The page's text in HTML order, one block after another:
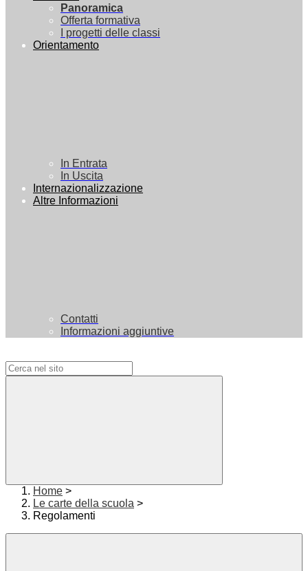
Panoramica
Offerta formativa
I progetti delle classi
Orientamento
In Entrata
In Uscita
Internazionalizzazione
Altre Informazioni
Contatti
Informazioni aggiuntive
Home >
Le carte della scuola >
Regolamenti